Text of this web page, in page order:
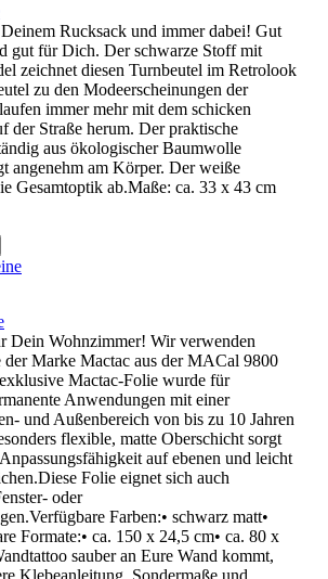
Rucksack und immer dabei! Gut
gut für Dich. Der schwarze Stoff mit
zeichnet diesen Turnbeutel im Retrolook
zu den Modeerscheinungen der
immer mehr mit dem schicken
der Straße herum. Der praktische
aus ökologischer Baumwolle
angenehm am Körper. Der weiße
Gesamtoptik ab.Maße: ca. 33 x 43 cm
Dein Wohnzimmer! Wir verwenden
Marke Mactac aus der MACal 9800
Mactac-Folie wurde für
Anwendungen mit einer
und Außenbereich von bis zu 10 Jahren
flexible, matte Oberschicht sorgt
auf ebenen und leicht
Folie eignet sich auch
oder
Farben:• schwarz matt•
Formate:• ca. 150 x 24,5 cm• ca. 80 x
sauber an Eure Wand kommt,
Klebeanleitung. Sondermaße und